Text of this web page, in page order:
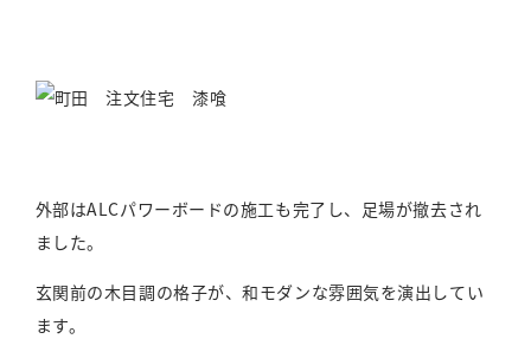
外部はALCパワーボードの施工も完了し、足場が撤去され
ました。
玄関前の木目調の格子が、和モダンな雰囲気を演出してい
ます。